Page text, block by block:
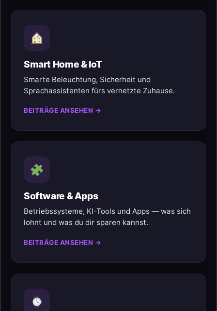
Smart Home & IoT
Smarte Beleuchtung, Sicherheit und
Sprachassistenten fürs vernetzte Zuhause.
BEITRÄGE ANSEHEN →
Software & Apps
Betriebssysteme, KI-Tools und Apps — was sich
lohnt und was du dir sparen kannst.
BEITRÄGE ANSEHEN →